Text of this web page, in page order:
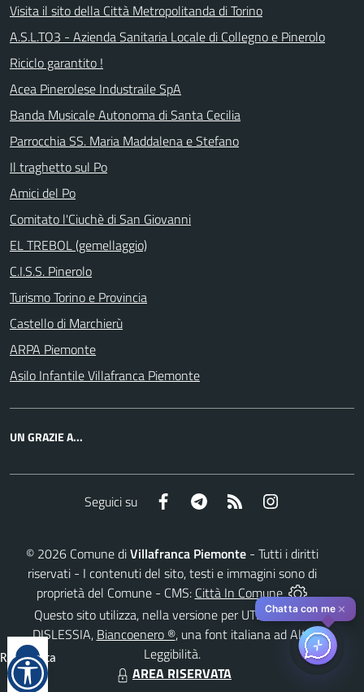
Visita il sito della Città Metropolitanda di Torino
A.S.L.TO3 - Azienda Sanitaria Locale di Collegno e Pinerolo
Riciclo garantito !
Acea Pinerolese Industraile SpA
Banda Musicale Autonoma di Santa Cecilia
Parrocchia SS. Maria Maddalena e Stefano
Il traghetto sul Po
Amici del Po
Comitato l'Ciuchè di San Giovanni
EL TREBOL (gemellaggio)
C.I.S.S. Pinerolo
Turismo Torino e Provincia
Castello di Marchierù
ARPA Piemonte
Asilo Infantile Villafranca Piemonte
UN GRAZIE A...
Seguici su Facebook Telegram RSS
© 2026 Comune diVillafranca Piemonte - Tutti i diritti
riservati - I contenuti del sito, testi e immagini sono di
proprietà del Comune - CMS: Città In Comune
Questo sito utilizza, nella versione per UTENTI CON
DISLESSIA, Biancoenero ®, una font italiana ad Alta
Leggibilità.
AREA RISERVATA
Reimposta
tutto
Chatta con me ✕